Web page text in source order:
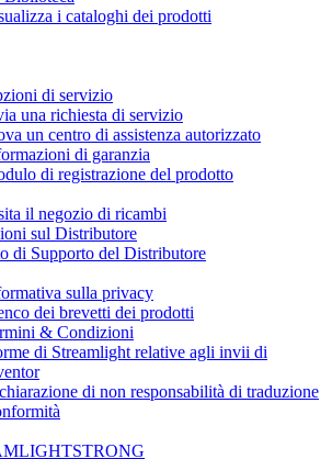
i cataloghi dei prodotti
di servizio
una richiesta di servizio
un centro di assistenza autorizzato
di garanzia
di registrazione del prodotto
il negozio di ricambi
sul Distributore
di Supporto del Distributore
sulla privacy
dei brevetti dei prodotti
& Condizioni
di Streamlight relative agli invii di
di non responsabilità di traduzione